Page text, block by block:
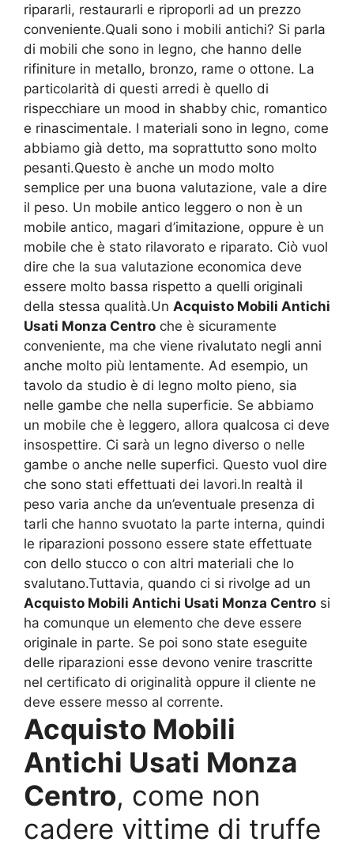
ripararli, restaurarli e riproporli ad un prezzo
conveniente.Quali sono i mobili antichi? Si parla
di mobili che sono in legno, che hanno delle
rifiniture in metallo, bronzo, rame o ottone. La
particolarità di questi arredi è quello di
rispecchiare un mood in shabby chic, romantico
e rinascimentale. I materiali sono in legno, come
abbiamo già detto, ma soprattutto sono molto
pesanti.Questo è anche un modo molto
semplice per una buona valutazione, vale a dire
il peso. Un mobile antico leggero o non è un
mobile antico, magari d’imitazione, oppure è un
mobile che è stato rilavorato e riparato. Ciò vuol
dire che la sua valutazione economica deve
essere molto bassa rispetto a quelli originali
della stessa qualità.Un Acquisto Mobili Antichi
Usati Monza Centro che è sicuramente
conveniente, ma che viene rivalutato negli anni
anche molto più lentamente. Ad esempio, un
tavolo da studio è di legno molto pieno, sia
nelle gambe che nella superficie. Se abbiamo
un mobile che è leggero, allora qualcosa ci deve
insospettire. Ci sarà un legno diverso o nelle
gambe o anche nelle superfici. Questo vuol dire
che sono stati effettuati dei lavori.In realtà il
peso varia anche da un’eventuale presenza di
tarli che hanno svuotato la parte interna, quindi
le riparazioni possono essere state effettuate
con dello stucco o con altri materiali che lo
svalutano.Tuttavia, quando ci si rivolge ad un
Acquisto Mobili Antichi Usati Monza Centro si
ha comunque un elemento che deve essere
originale in parte. Se poi sono state eseguite
delle riparazioni esse devono venire trascritte
nel certificato di originalità oppure il cliente ne
deve essere messo al corrente.
Acquisto Mobili
Antichi Usati Monza
Centro, come non
cadere vittime di truffe